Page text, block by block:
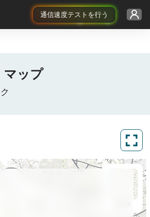
通信速度テストを行う
マップ